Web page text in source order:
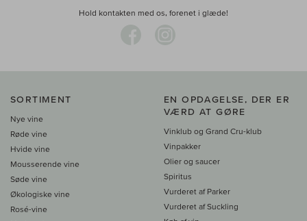
Hold kontakten med os, forenet i glæde!
SORTIMENT
Nye vine
Røde vine
Hvide vine
Mousserende vine
Søde vine
Økologiske vine
Rosé-vine
EN OPDAGELSE, DER ER
VÆRD AT GØRE
Vinklub og Grand Cru-klub
Vinpakker
Olier og saucer
Spiritus
Vurderet af Parker
Vurderet af Suckling